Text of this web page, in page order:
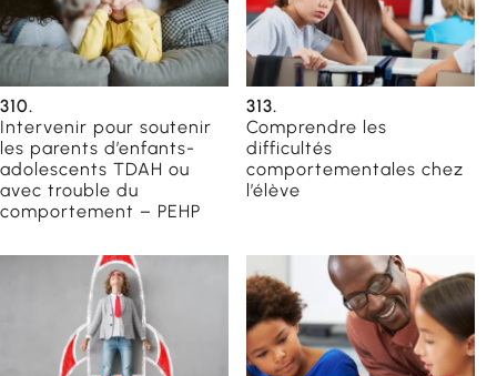
310.
Intervenir pour soutenir
les parents d’enfants-
adolescents TDAH ou
avec trouble du
comportement – PEHP
313.
Comprendre les
difficultés
comportementales chez
l’élève